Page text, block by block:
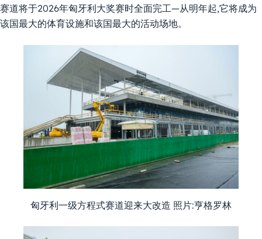
赛道将于2026年匈牙利大奖赛时全面完工—从明年起,它将成为
该国最大的体育设施和该国最大的活动场地。
匈牙利一级方程式赛道迎来大改造 照片:亨格罗林